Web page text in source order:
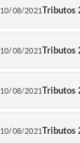
10/08/2021Tributos
10/08/2021Tributos
10/08/2021Tributos
10/08/2021Tributos